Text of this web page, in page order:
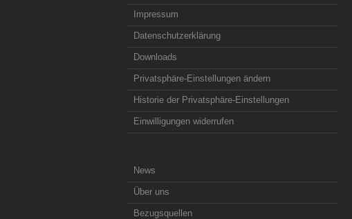
Impressum
Datenschutzerklärung
Downloads
Privatsphäre-Einstellungen ändern
Historie der Privatsphäre-Einstellungen
Einwilligungen widerrufen
News
Über uns
Bezugsquellen